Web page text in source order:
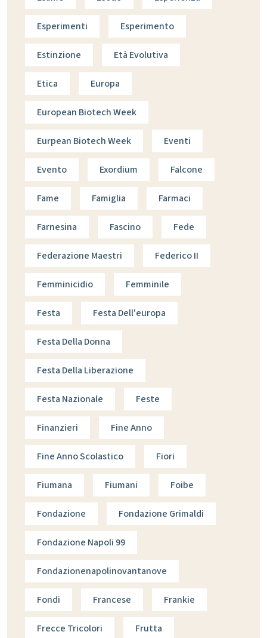
Esperimenti Esperimento
Estinzione Età Evolutiva
Etica Europa
European Biotech Week
Eurpean Biotech Week Eventi
Evento Exordium Falcone
Fame Famiglia Farmaci
Farnesina Fascino Fede
Federazione Maestri Federico II
Femminicidio Femminile
Festa Festa Dell'europa
Festa Della Donna
Festa Della Liberazione
Festa Nazionale Feste
Finanzieri Fine Anno
Fine Anno Scolastico Fiori
Fiumana Fiumani Foibe
Fondazione Fondazione Grimaldi
Fondazione Napoli 99
Fondazionenapolinovantanove
Fondi Francese Frankie
Frecce Tricolori Frutta